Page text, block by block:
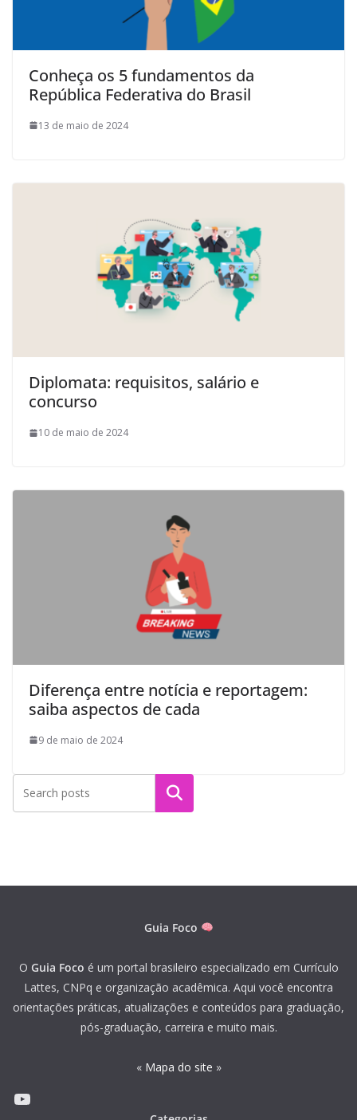
Conheça os 5 fundamentos da
República Federativa do Brasil
13 de maio de 2024
Diplomata: requisitos, salário e
concurso
10 de maio de 2024
Diferença entre notícia e reportagem:
saiba aspectos de cada
9 de maio de 2024
Pesquisar
Guia Foco
O Guia Foco é um portal brasileiro especializado em Currículo
Lattes, CNPq e organização acadêmica. Aqui você encontra
orientações práticas, atualizações e conteúdos para graduação,
pós-graduação, carreira e muito mais.
« Mapa do site »
Youtube